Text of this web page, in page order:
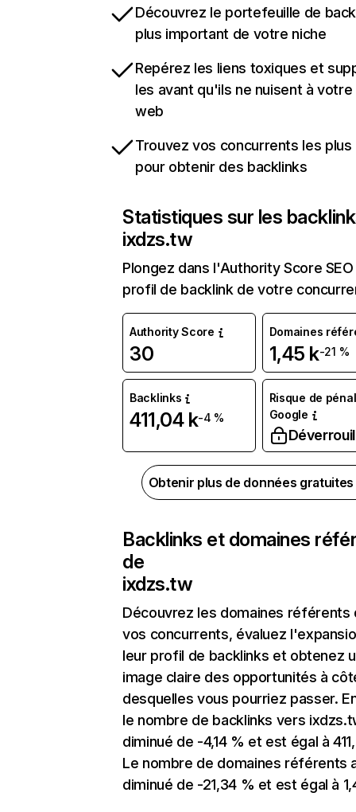
Découvrez le portefeuille de
plus important de votre niche
Repérez les liens toxiques et
les avant qu'ils ne nuisent à
web
Trouvez vos concurrents les
pour obtenir des backlinks
Statistiques sur les
ixdzs.tw
Plongez dans l'Authority Score
profil de backlink de votre
Authority Score
30
Domaines
1,45 k-21 %
Backlinks
411,04 k-4 %
Risque de
Google
Obtenir plus de données
Backlinks et domaines
de
ixdzs.tw
Découvrez les domaines référents
vos concurrents, évaluez
leur profil de backlinks et obtenez
image claire des opportunités à
desquelles vous pourriez passer.
le nombre de backlinks vers
diminué de -4,14 % et est égal à
Le nombre de domaines référents
diminué de -21,34 % et est égal à